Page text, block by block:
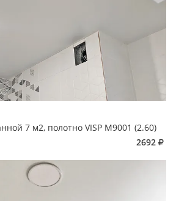
7 м2, полотно VISP M9001 (2.60)
2692